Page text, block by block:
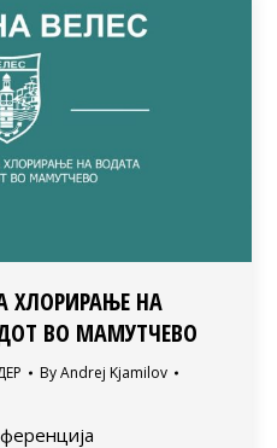
ХЛОРИРАЊЕ НА
ВО МАМУТЧЕВО
ByAndrej Kjamilov